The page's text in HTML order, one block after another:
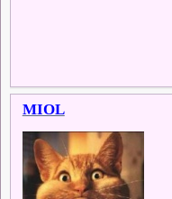
MIOL